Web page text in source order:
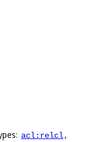
acl:relcl,